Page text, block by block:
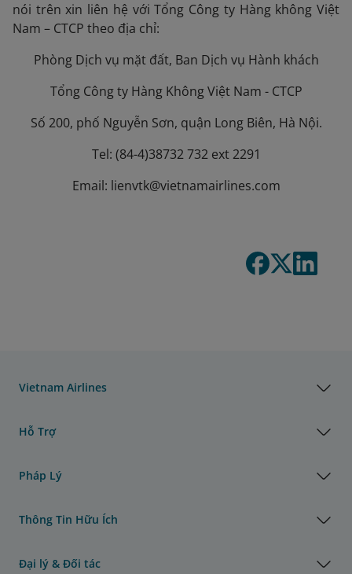
nói trên xin liên hệ với Tổng Công ty Hàng không Việt
Nam – CTCP theo địa chỉ:
Phòng Dịch vụ mặt đất, Ban Dịch vụ Hành khách
Tổng Công ty Hàng Không Việt Nam - CTCP
Số 200, phố Nguyễn Sơn, quận Long Biên, Hà Nội.
Tel: (84-4)38732 732 ext 2291
Email: lienvtk@vietnamairlines.com
Vietnam Airlines
Hỗ Trợ
Pháp Lý
Thông Tin Hữu Ích
Đại lý & Đối tác